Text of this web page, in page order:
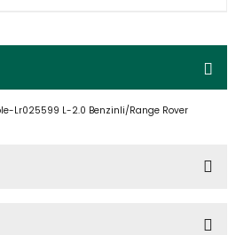
Lr025599 L-2.0 Benzinli/Range Rover